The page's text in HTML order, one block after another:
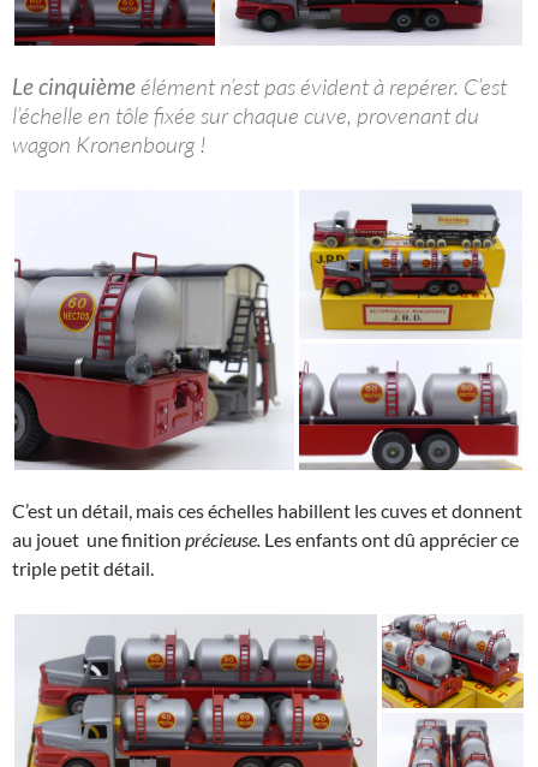
Le cinquièmeélément n’est pas évident à repérer. C’est
l’échelle en tôle fixée sur chaque cuve, provenant du
wagon Kronenbourg !
C’est un détail, mais ces échelles habillent les cuves et donnent
au jouet une finition précieuse. Les enfants ont dû apprécier ce
triple petit détail.